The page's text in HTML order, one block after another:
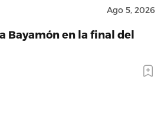
Ago 5, 2026
Bayamón en la final del